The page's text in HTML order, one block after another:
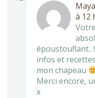
Maya
à 12
époustouflant..
infos et
mon chapeau
Merci encore,
x